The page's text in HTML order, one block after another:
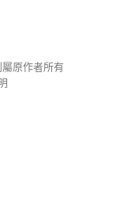
原作者所有